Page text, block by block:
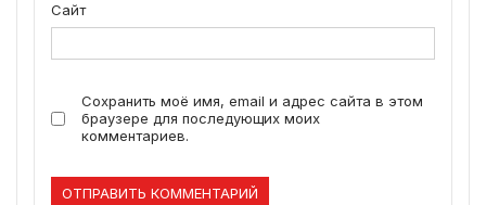
Сайт
Сохранить моё имя, email и адрес сайта в этом
браузере для последующих моих
комментариев.